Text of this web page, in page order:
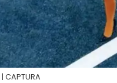
| CAPTURA